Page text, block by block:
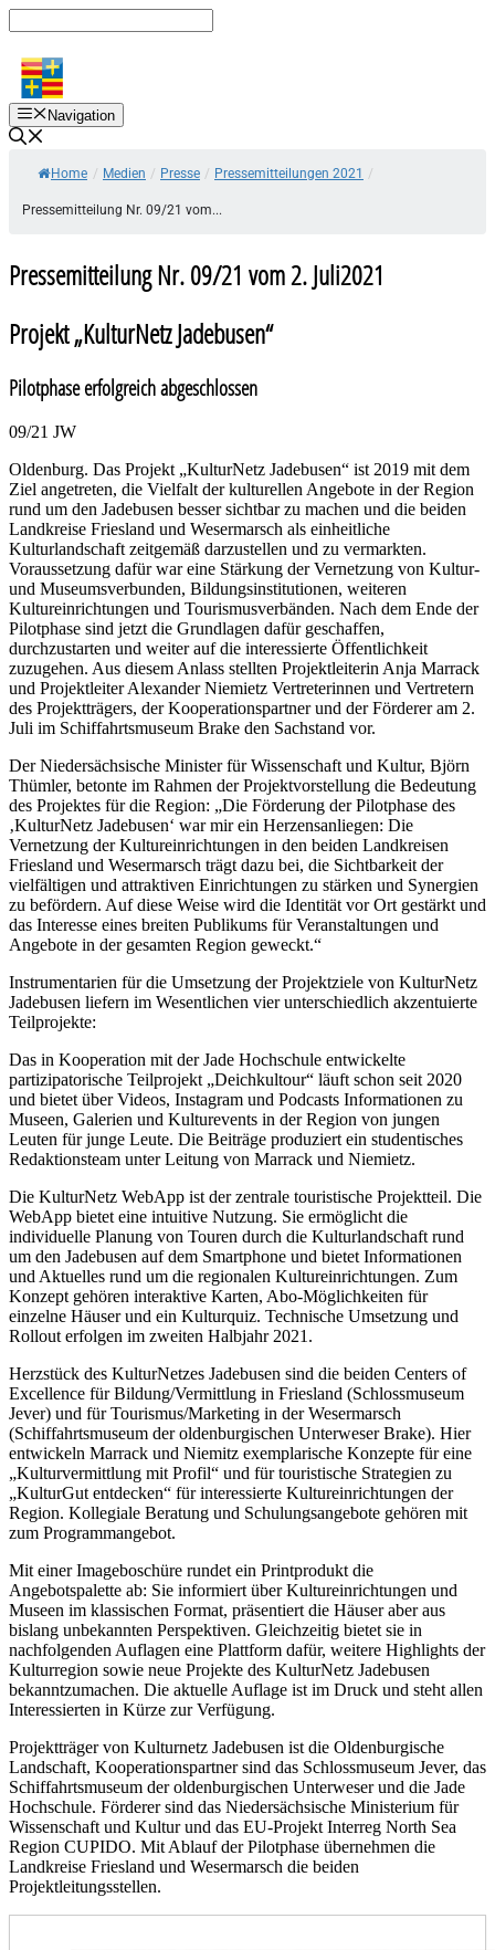
Inhalt
springen
Navigation
Home / Medien / Presse / Pressemitteilungen 2021 /
Pressemitteilung Nr. 09/21 vom...
Pressemitteilung Nr. 09/21 vom 2. Juli2021
Projekt „KulturNetz Jadebusen“
Pilotphase erfolgreich abgeschlossen
09/21 JW
Oldenburg. Das Projekt „KulturNetz Jadebusen“ ist 2019 mit dem
Ziel angetreten, die Vielfalt der kulturellen Angebote in der Region
rund um den Jadebusen besser sichtbar zu machen und die beiden
Landkreise Friesland und Wesermarsch als einheitliche
Kulturlandschaft zeitgemäß darzustellen und zu vermarkten.
Voraussetzung dafür war eine Stärkung der Vernetzung von Kultur-
und Museumsverbunden, Bildungsinstitutionen, weiteren
Kultureinrichtungen und Tourismusverbänden. Nach dem Ende der
Pilotphase sind jetzt die Grundlagen dafür geschaffen,
durchzustarten und weiter auf die interessierte Öffentlichkeit
zuzugehen. Aus diesem Anlass stellten Projektleiterin Anja Marrack
und Projektleiter Alexander Niemietz Vertreterinnen und Vertretern
des Projektträgers, der Kooperationspartner und der Förderer am 2.
Juli im Schiffahrtsmuseum Brake den Sachstand vor.
Der Niedersächsische Minister für Wissenschaft und Kultur, Björn
Thümler, betonte im Rahmen der Projektvorstellung die Bedeutung
des Projektes für die Region: „Die Förderung der Pilotphase des
‚KulturNetz Jadebusen‘ war mir ein Herzensanliegen: Die
Vernetzung der Kultureinrichtungen in den beiden Landkreisen
Friesland und Wesermarsch trägt dazu bei, die Sichtbarkeit der
vielfältigen und attraktiven Einrichtungen zu stärken und Synergien
zu befördern. Auf diese Weise wird die Identität vor Ort gestärkt und
das Interesse eines breiten Publikums für Veranstaltungen und
Angebote in der gesamten Region geweckt.“
Instrumentarien für die Umsetzung der Projektziele von KulturNetz
Jadebusen liefern im Wesentlichen vier unterschiedlich akzentuierte
Teilprojekte:
Das in Kooperation mit der Jade Hochschule entwickelte
partizipatorische Teilprojekt „Deichkultour“ läuft schon seit 2020
und bietet über Videos, Instagram und Podcasts Informationen zu
Museen, Galerien und Kulturevents in der Region von jungen
Leuten für junge Leute. Die Beiträge produziert ein studentisches
Redaktionsteam unter Leitung von Marrack und Niemietz.
Die KulturNetz WebApp ist der zentrale touristische Projektteil. Die
WebApp bietet eine intuitive Nutzung. Sie ermöglicht die
individuelle Planung von Touren durch die Kulturlandschaft rund
um den Jadebusen auf dem Smartphone und bietet Informationen
und Aktuelles rund um die regionalen Kultureinrichtungen. Zum
Konzept gehören interaktive Karten, Abo-Möglichkeiten für
einzelne Häuser und ein Kulturquiz. Technische Umsetzung und
Rollout erfolgen im zweiten Halbjahr 2021.
Herzstück des KulturNetzes Jadebusen sind die beiden Centers of
Excellence für Bildung/Vermittlung in Friesland (Schlossmuseum
Jever) und für Tourismus/Marketing in der Wesermarsch
(Schiffahrtsmuseum der oldenburgischen Unterweser Brake). Hier
entwickeln Marrack und Niemitz exemplarische Konzepte für eine
„Kulturvermittlung mit Profil“ und für touristische Strategien zu
„KulturGut entdecken“ für interessierte Kultureinrichtungen der
Region. Kollegiale Beratung und Schulungsangebote gehören mit
zum Programmangebot.
Mit einer Imageboschüre rundet ein Printprodukt die
Angebotspalette ab: Sie informiert über Kultureinrichtungen und
Museen im klassischen Format, präsentiert die Häuser aber aus
bislang unbekannten Perspektiven. Gleichzeitig bietet sie in
nachfolgenden Auflagen eine Plattform dafür, weitere Highlights der
Kulturregion sowie neue Projekte des KulturNetz Jadebusen
bekanntzumachen. Die aktuelle Auflage ist im Druck und steht allen
Interessierten in Kürze zur Verfügung.
Projektträger von Kulturnetz Jadebusen ist die Oldenburgische
Landschaft, Kooperationspartner sind das Schlossmuseum Jever, das
Schiffahrtsmuseum der oldenburgischen Unterweser und die Jade
Hochschule. Förderer sind das Niedersächsische Ministerium für
Wissenschaft und Kultur und das EU-Projekt Interreg North Sea
Region CUPIDO. Mit Ablauf der Pilotphase übernehmen die
Landkreise Friesland und Wesermarsch die beiden
Projektleitungsstellen.